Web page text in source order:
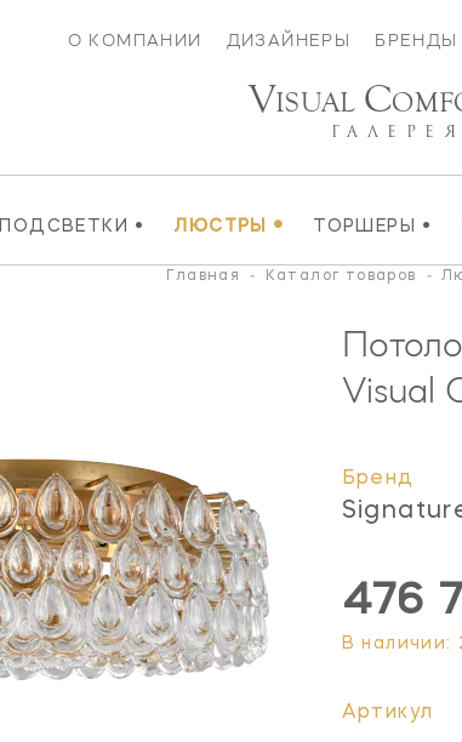
О КОМПАНИИ ДИЗАЙНЕРЫ БРЕНДЫ
ПОДСВЕТКИ • ЛЮСТРЫ • ТОРШЕРЫ •
VISUAL C
ГАЛЕРЕЯ
Главная - Каталог товаров -
Visual
Бренд
476
В наличии:
Артикул